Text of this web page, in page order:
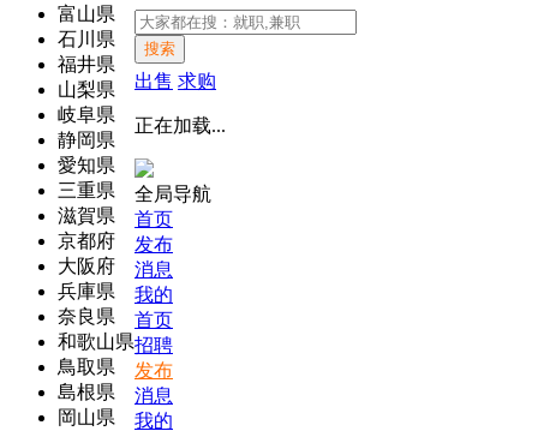
富山県
石川県
福井県
山梨県
岐阜県
静岡県
愛知県
三重県
滋賀県
京都府
大阪府
兵庫県
奈良県
和歌山県
鳥取県
島根県
岡山県
搜索
出售 求购
正在加载...
全局导航
首页
发布
消息
我的
首页
招聘
发布
消息
我的